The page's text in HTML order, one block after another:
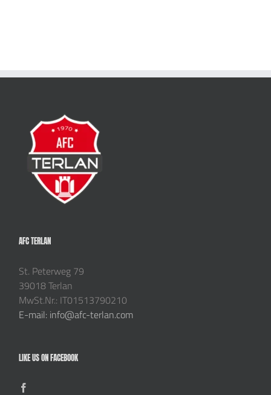
AFC TERLAN
St. Peterweg 79
39018 Terlan
MwSt.Nr.: IT01513790210
E-mail: info@afc-terlan.com
LIKE US ON FACEBOOK